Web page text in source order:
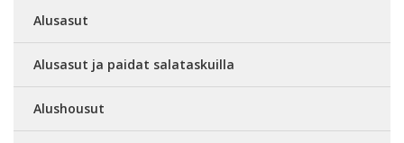
Alusasut
Alusasut ja paidat salataskuilla
Alushousut